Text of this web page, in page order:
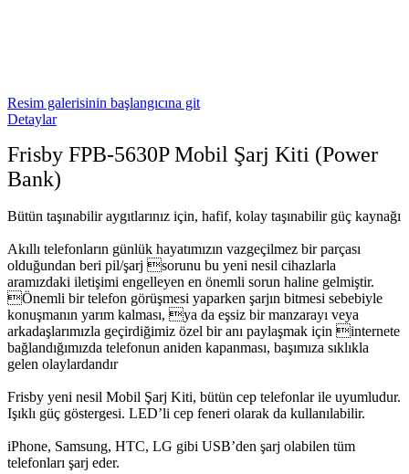
Resim galerisinin başlangıcına git
Detaylar
Frisby FPB-5630P Mobil Şarj Kiti (Power
Bank)
Bütün taşınabilir aygıtlarınız için, hafif, kolay taşınabilir güç kaynağı
Akıllı telefonların günlük hayatımızın vazgeçilmez bir parçası
olduğundan beri pil/şarj sorunu bu yeni nesil cihazlarla
aramızdaki iletişimi engelleyen en önemli sorun haline gelmiştir.
Önemli bir telefon görüşmesi yaparken şarjın bitmesi sebebiyle
konuşmanın yarım kalması, ya da eşsiz bir manzarayı veya
arkadaşlarımızla geçirdiğimiz özel bir anı paylaşmak için internete
bağlandığımızda telefonun aniden kapanması, başımıza sıklıkla
gelen olaylardandır
Frisby yeni nesil Mobil Şarj Kiti, bütün cep telefonlar ile uyumludur.
Işıklı güç göstergesi. LED’li cep feneri olarak da kullanılabilir.
iPhone, Samsung, HTC, LG gibi USB’den şarj olabilen tüm
telefonları şarj eder.